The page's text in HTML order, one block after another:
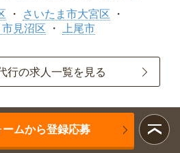
さいたま市大宮区
見沼区
上尾市
行の求人一覧を見る
ームから登録応募